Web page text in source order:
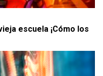
escuela ¡Cómo los